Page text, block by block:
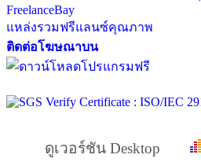
FreelanceBay
แหล่งรวมฟรีแลนซ์คุณภาพ
ติดต่อโฆษณาบน
ดูเวอร์ชัน Desktop